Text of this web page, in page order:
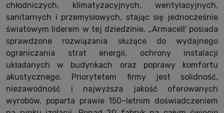
chłodniczych, klimatyzacyjnych, wentylacyjnych,
sanitarnych i przemysłowych, stając się jednocześnie
światowym liderem w tej dziedzinie. „Armacell' posiada
sprawdzone rozwiązania służące do wydajnego
ograniczania strat energii, ochrony instalacji
układanych w budynkach oraz poprawy komfortu
akustycznego. Priorytetem firmy jest solidność,
niezawodność i najwyższa jakość oferowanych
wyrobów, poparta prawie 150–letnim doświadczeniem